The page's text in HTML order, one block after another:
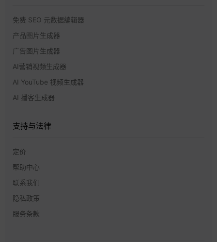
免费 SEO 元数据编辑器
产品图片生成器
广告图片生成器
AI营销视频生成器
AI YouTube 视频生成器
AI 播客生成器
支持与法律
定价
帮助中心
联系我们
隐私政策
服务条款